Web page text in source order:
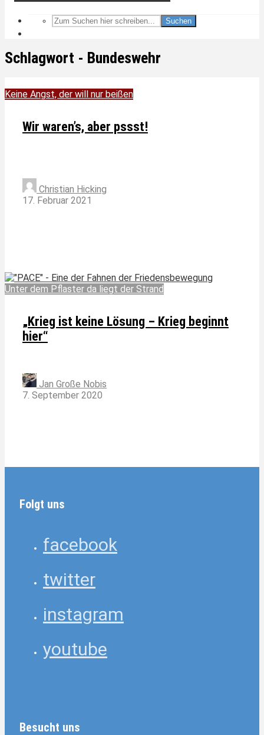
Suchen
Schlagwort - Bundeswehr
Keine Angst, der will nur beißen
Wir waren’s, aber pssst!
Christian Hicking
17. Februar 2021
Unter dem Pflaster da liegt der Strand
„Krieg ist keine Lösung – Krieg beginnt
hier“
Jan Große Nobis
7. September 2020
Folgt uns
facebook
twitter
instagram
youtube
Besucht uns